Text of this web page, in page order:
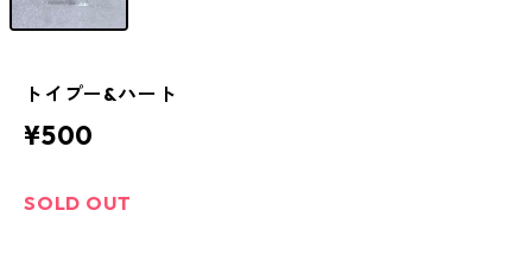
トイプー&ハート
¥500
SOLD OUT